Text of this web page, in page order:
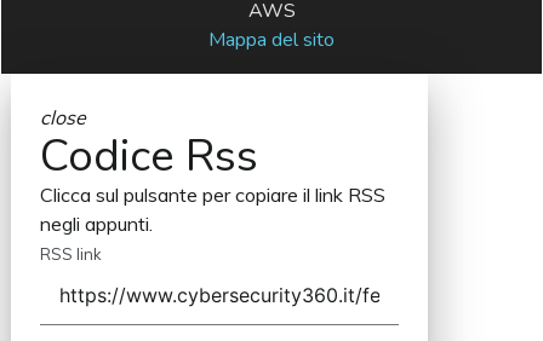
AWS
Mappa del sito
close
Codice Rss
Clicca sul pulsante per copiare il link RSS
negli appunti.
RSS link